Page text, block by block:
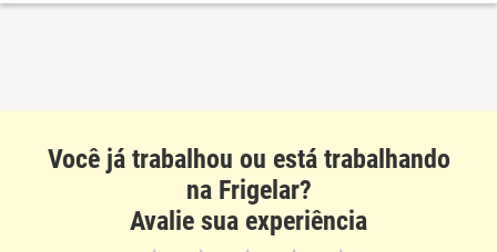
Benefícios
Você já trabalhou ou está trabalhando
na Frigelar?
Avalie sua experiência